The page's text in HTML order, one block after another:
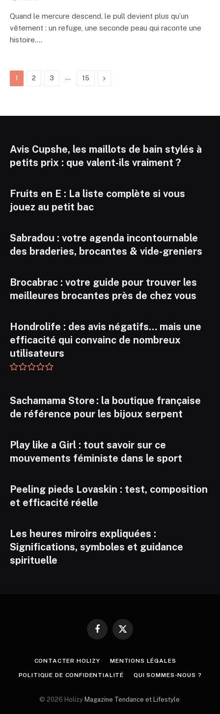
Quand le mercure descend, le pull devient plus qu’un
vêtement : un refuge, une seconde peau qui raconte une
histoire.…
1 2 3 … 15 Next
Avis Cupshe, les maillots de bain stylés à
petits prix : que valent-ils vraiment ?
Fruits en E : La liste complète si vous
jouez au petit bac
Sabradou : votre agenda incontournable
des braderies, brocantes & vide-greniers
Brocabrac : votre guide pour trouver les
meilleures brocantes près de chez vous
Hondrolife : des avis négatifs… mais une
efficacité qui convainc de nombreux
utilisateurs
Sachamama Store : la boutique française
de référence pour les bijoux serpent
Play like a Girl : tout savoir sur ce
mouvements féministe dans le sport
Peeling pieds Lovaskin : test, composition
et efficacité réelle
Les heures miroirs expliquées :
Significations, symboles et guidance
spirituelle
Facebook
X
CONTACTER HOLIZY MENTIONS LÉGALES
POLITIQUE DE CONFIDENTIALITÉ QUI SOMMES-NOUS ?
© 2026 Holizy Magazine Tendance et Lifestyle